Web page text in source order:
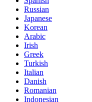
Russian
Japanese
Korean
Arabic
Irish
Greek
Turkish
Italian
Danish
Romanian
Indonesian